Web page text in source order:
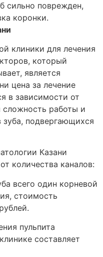
сильно поврежден,
коронки.
клиники для лечения
который
является
цена за лечение
в зависимости от
сложность работы и
зуба, подвергающихся
Казани
количества каналов:
всего один корневой
стоимость
пульпита
составляет